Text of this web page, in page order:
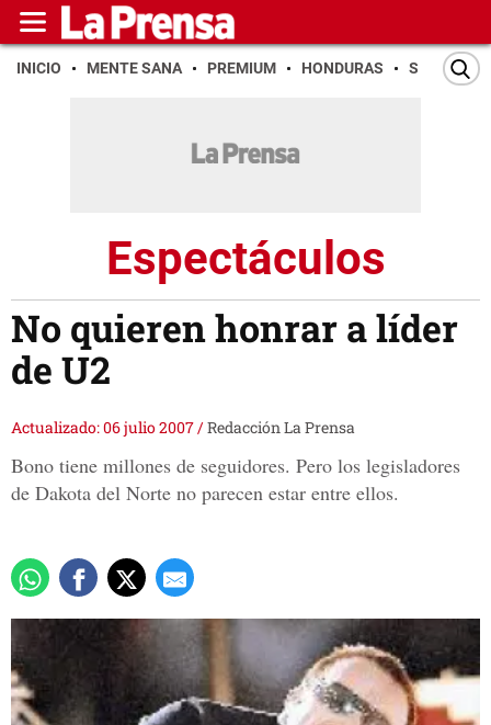
INICIO MENTE SANA PREMIUM HONDURAS SAN PEDRO
Espectáculos
No quieren honrar a líder
de U2
Actualizado: 06 julio 2007/Redacción La Prensa
Bono tiene millones de seguidores. Pero los legisladores
de Dakota del Norte no parecen estar entre ellos.